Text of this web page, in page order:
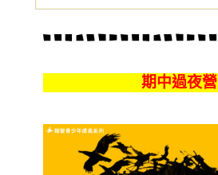
期中過夜營